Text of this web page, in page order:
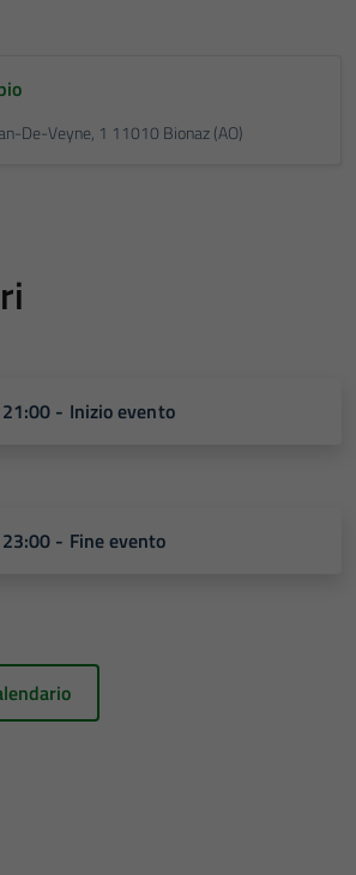
De-Veyne, 1 11010 Bionaz (AO)
21:00 - Inizio evento
23:00 - Fine evento